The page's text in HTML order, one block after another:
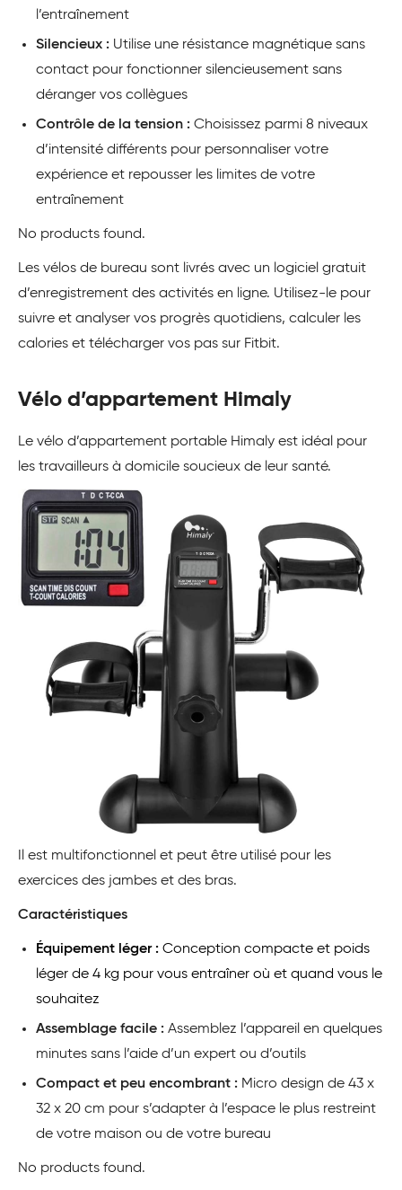
l’entraînement
Silencieux : Utilise une résistance magnétique sans
contact pour fonctionner silencieusement sans
déranger vos collègues
Contrôle de la tension : Choisissez parmi 8 niveaux
d’intensité différents pour personnaliser votre
expérience et repousser les limites de votre
entraînement
No products found.
Les vélos de bureau sont livrés avec un logiciel gratuit
d’enregistrement des activités en ligne. Utilisez-le pour
suivre et analyser vos progrès quotidiens, calculer les
calories et télécharger vos pas sur Fitbit.
Vélo d’appartement Himaly
Le vélo d’appartement portable Himaly est idéal pour
les travailleurs à domicile soucieux de leur santé.
Il est multifonctionnel et peut être utilisé pour les
exercices des jambes et des bras.
Caractéristiques
Équipement léger : Conception compacte et poids
léger de 4 kg pour vous entraîner où et quand vous le
souhaitez
Assemblage facile : Assemblez l’appareil en quelques
minutes sans l’aide d’un expert ou d’outils
Compact et peu encombrant : Micro design de 43 x
32 x 20 cm pour s’adapter à l’espace le plus restreint
de votre maison ou de votre bureau
No products found.